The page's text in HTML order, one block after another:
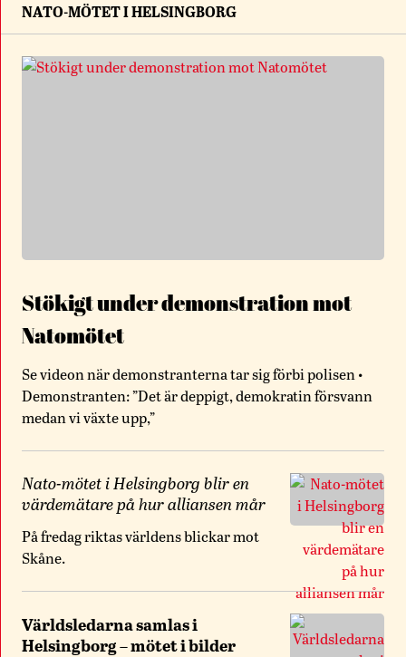
NATO-MÖTET I HELSINGBORG
Stökigt under demonstration mot
Natomötet
Se videon när demonstranterna tar sig förbi polisen •
Demonstranten: ”Det är deppigt, demokratin försvann
medan vi växte upp,”
Nato-mötet i Helsingborg blir en
värdemätare på hur alliansen mår
På fredag riktas världens blickar mot
Skåne.
Världsledarna samlas i
Helsingborg – mötet i bilder